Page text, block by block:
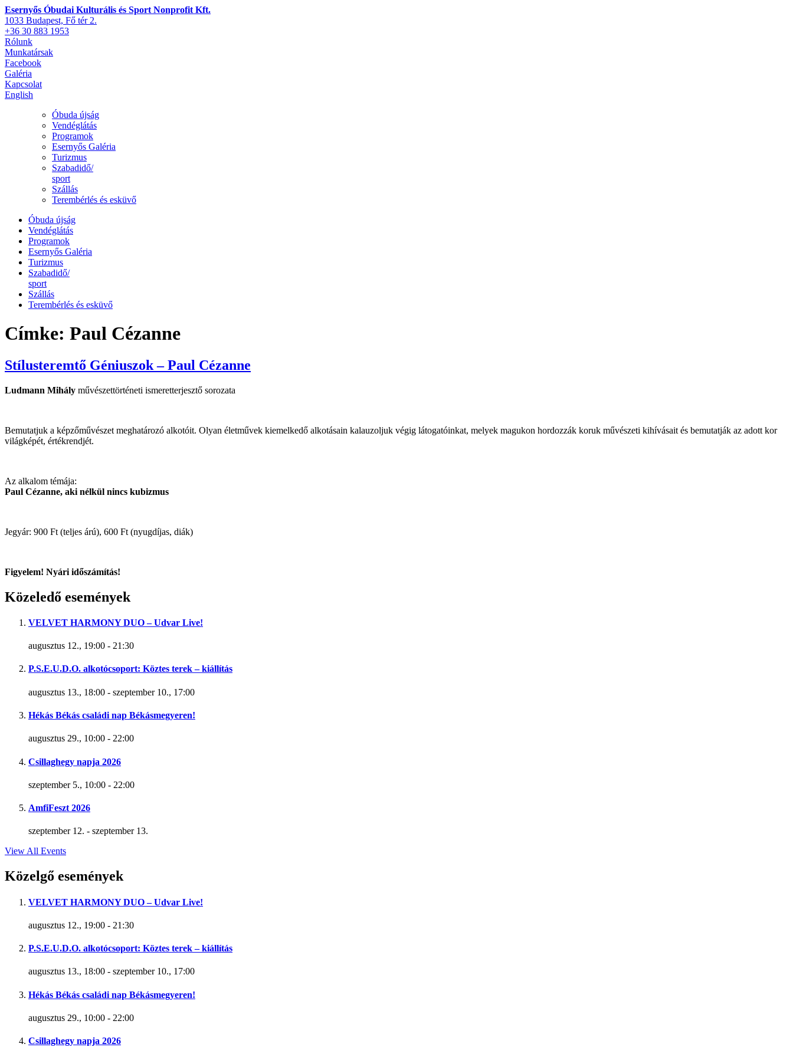
Esernyős Óbudai Kulturális és Sport Nonprofit Kft.
1033 Budapest, Fő tér 2.
+36 30 883 1953
Rólunk
Munkatársak
Facebook
Galéria
Kapcsolat
English
Óbuda újság
Vendéglátás
Programok
Esernyős Galéria
Turizmus
Szabadidő/
sport
Szállás
Terembérlés és esküvő
Óbuda újság
Vendéglátás
Programok
Esernyős Galéria
Turizmus
Szabadidő/
sport
Szállás
Terembérlés és esküvő
Címke: Paul Cézanne
Stílusteremtő Géniuszok – Paul Cézanne
Ludmann Mihály művészettörténeti ismeretterjesztő sorozata
Bemutatjuk a képzőművészet meghatározó alkotóit. Olyan életművek kiemelkedő alkotásain kalauzoljuk végig látogatóinkat, melyek magukon hordozzák koruk művészeti kihívásait és bemutatják az adott kor
világképét, értékrendjét.
Az alkalom témája:
Paul Cézanne, aki nélkül nincs kubizmus
Jegyár: 900 Ft (teljes árú), 600 Ft (nyugdíjas, diák)
Figyelem! Nyári időszámítás!
Közeledő események
VELVET HARMONY DUO – Udvar Live!
augusztus 12., 19:00 - 21:30
P.S.E.U.D.O. alkotócsoport: Köztes terek – kiállítás
augusztus 13., 18:00 - szeptember 10., 17:00
Hékás Békás családi nap Békásmegyeren!
augusztus 29., 10:00 - 22:00
Csillaghegy napja 2026
szeptember 5., 10:00 - 22:00
AmfiFeszt 2026
szeptember 12. - szeptember 13.
View All Events
Közelgő események
VELVET HARMONY DUO – Udvar Live!
augusztus 12., 19:00 - 21:30
P.S.E.U.D.O. alkotócsoport: Köztes terek – kiállítás
augusztus 13., 18:00 - szeptember 10., 17:00
Hékás Békás családi nap Békásmegyeren!
augusztus 29., 10:00 - 22:00
Csillaghegy napja 2026